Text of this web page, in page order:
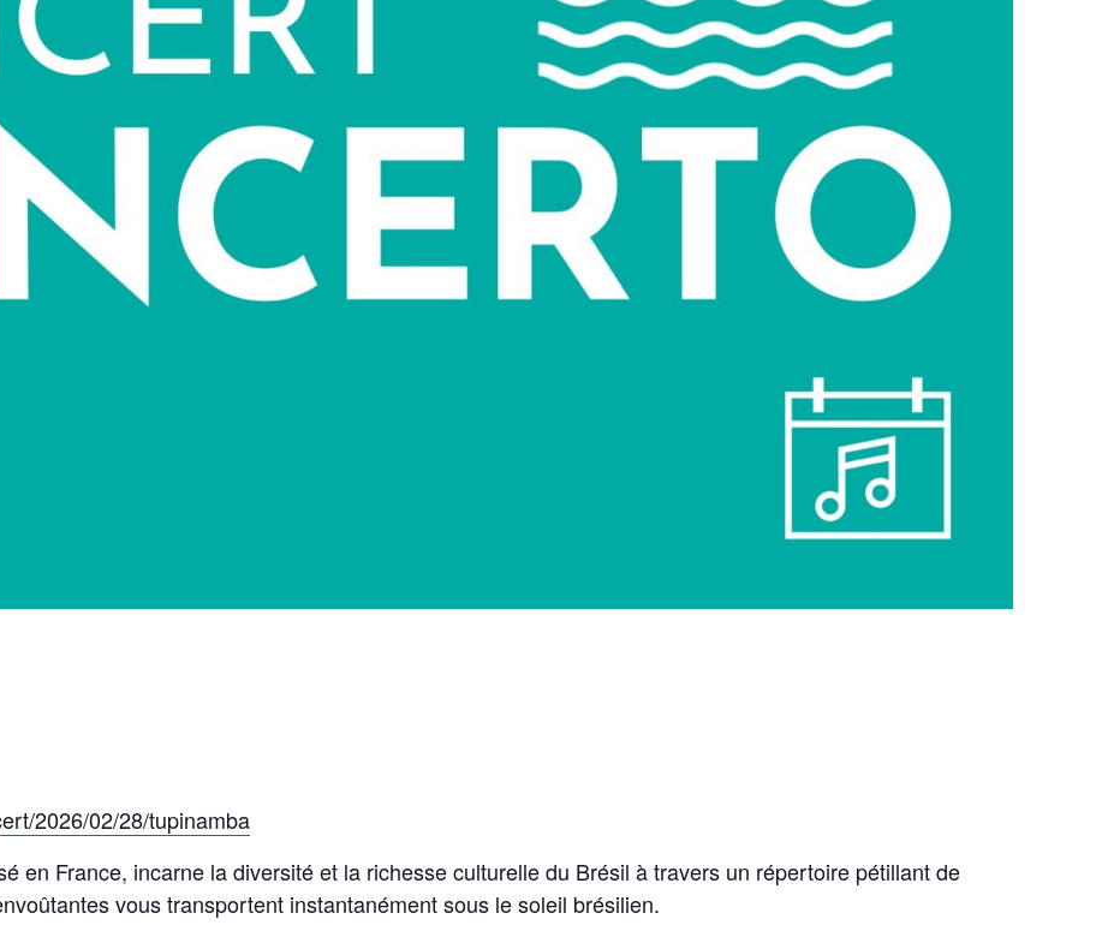
2026/02/28/tupinamba
en France, incarne la diversité et la richesse culturelle du Brésil à travers un répertoire pétillant de
vous transportent instantanément sous le soleil brésilien.